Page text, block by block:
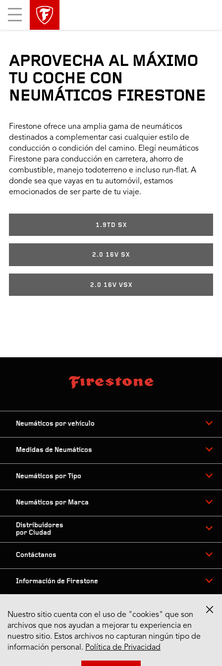
Mobile
Menu
APROVECHA AL MÁXIMO
TU COCHE CON
NEUMÁTICOS FIRESTONE
Firestone ofrece una amplia gama de neumáticos
destinados a complementar casi cualquier estilo de
conducción o condición del camino. Elegí neumáticos
Firestone para conducción en carretera, ahorro de
combustible, manejo todoterreno e incluso run-flat. A
donde sea que vayas en tu automóvil, estamos
emocionados de ser parte de tu viaje.
1.9TD SX
2.0 16V SX
2.0 16V VSX
Neumáticos por vehículo
Medidas de Neumáticos
Neumáticos por Tipo
Neumáticos por Marca
Distribuidores
por Ciudad
Contáctanos
Información de Firestone
Síguenos en Redes
Nuestro sitio cuenta con el uso de "cookies" que son
archivos que nos ayudan a mejorar tu experiencia en
nuestro sitio. Estos archivos no capturan ningún tipo de
información personal. Política de Privacidad